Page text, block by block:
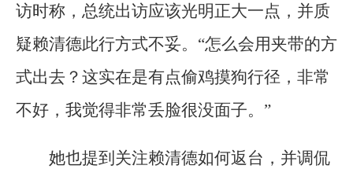
访时称，总统出访应该光明正大一点，并质
疑赖清德此行方式不妥。“怎么会用夹带的方
式出去？这实在是有点偷鸡摸狗行径，非常
不好，我觉得非常丢脸很没面子。”
她也提到关注赖清德如何返台，并调侃